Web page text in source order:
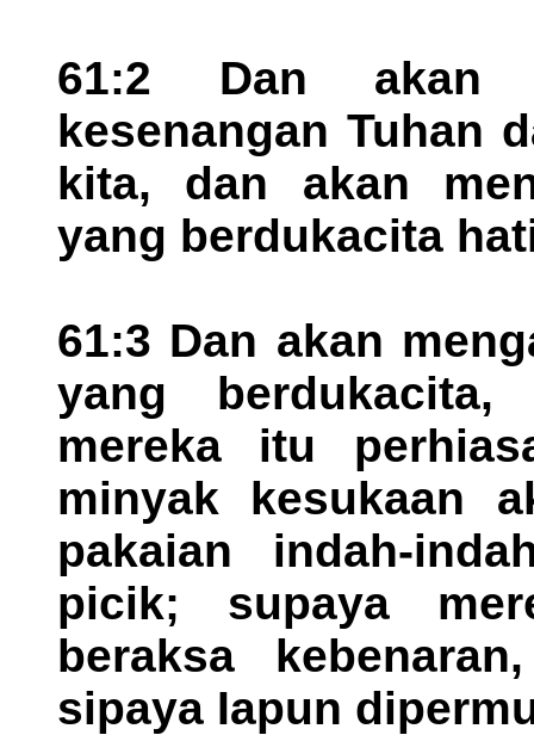
61:2 Dan akan
kesenangan Tuhan
kita, dan akan
yang berdukacita
61:3 Dan akan
yang
mereka itu
minyak kesukaan
pakaian indah-
picik; supaya
beraksa
sipaya Iapun